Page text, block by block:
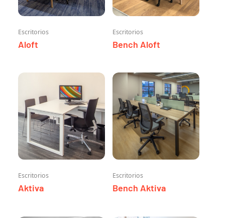
Escritorios
Aloft
Escritorios
Bench Aloft
Escritorios
Aktiva
Escritorios
Bench Aktiva